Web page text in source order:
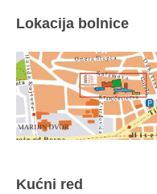
Lokacija bolnice
Kućni red